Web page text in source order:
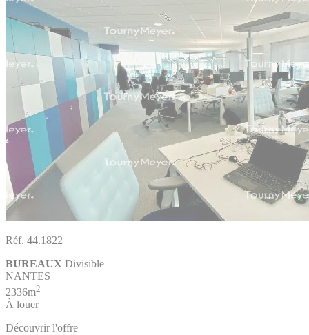
Réf. 44.1822
BUREAUX Divisible
NANTES
2336m2
À louer
Découvrir l'offre